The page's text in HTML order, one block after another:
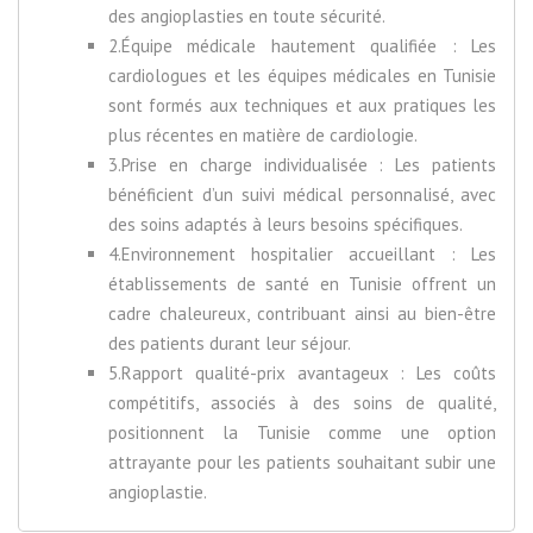
des angioplasties en toute sécurité.
2.Équipe médicale hautement qualifiée : Les
cardiologues et les équipes médicales en Tunisie
sont formés aux techniques et aux pratiques les
plus récentes en matière de cardiologie.
3.Prise en charge individualisée : Les patients
bénéficient d’un suivi médical personnalisé, avec
des soins adaptés à leurs besoins spécifiques.
4.Environnement hospitalier accueillant : Les
établissements de santé en Tunisie offrent un
cadre chaleureux, contribuant ainsi au bien-être
des patients durant leur séjour.
5.Rapport qualité-prix avantageux : Les coûts
compétitifs, associés à des soins de qualité,
positionnent la Tunisie comme une option
attrayante pour les patients souhaitant subir une
angioplastie.